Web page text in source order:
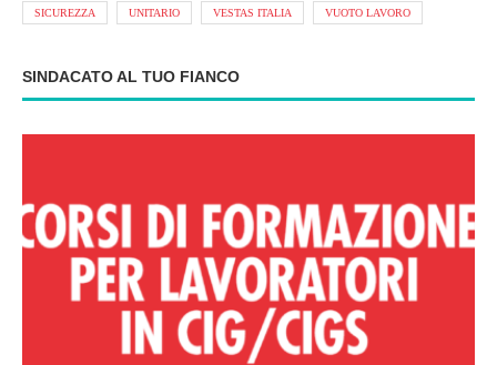
SICUREZZA UNITARIO VESTAS ITALIA VUOTO LAVORO
SINDACATO AL TUO FIANCO